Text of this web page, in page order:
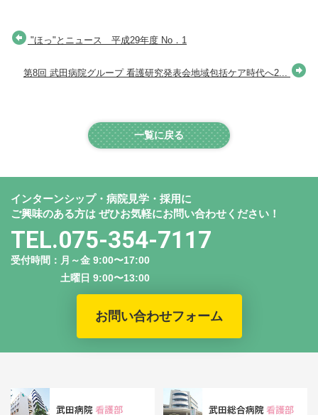
"ほっ"とニュース 平成29年度 No．1
第8回 武田病院グループ 看護研究発表会地域包括ケア時代へ2...
一覧に戻る
インターンシップ・病院見学・採用に
ご興味のある方は ぜひお気軽にお問い合わせください！
TEL.075-354-7117
受付時間：月～金 9:00〜17:00
土曜日 9:00〜13:00
お問い合わせフォーム